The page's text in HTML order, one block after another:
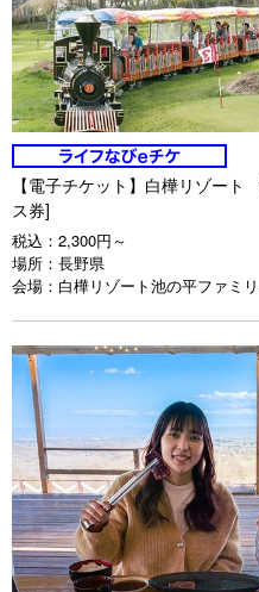
【電子チケット】白樺リゾー
ス券]
税込： 2,300円～
場所： 長野県
会場： 白樺リゾート池の平ファミ